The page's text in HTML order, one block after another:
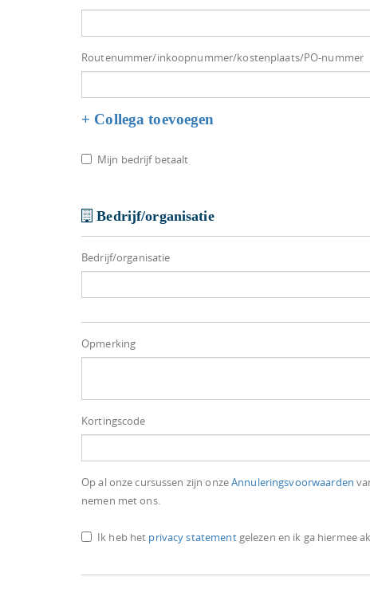
Routenummer/inkoopnummer/kostenplaats/PO-nummer
+ Collega toevoegen
Mijn bedrijf betaalt
Bedrijf/organisatie
Bedrijf/organisatie
Opmerking
Kortingscode
Op al onze cursussen zijn onzeAnnuleringsvoorwaarden
nemen met ons.
Ik heb het privacy statementgelezen en ik ga hiermee